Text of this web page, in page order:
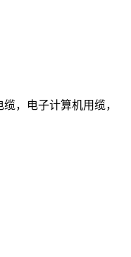
，电子计算机用缆，